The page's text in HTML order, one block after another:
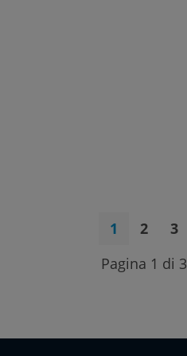
1 2
3
Pagina 1 di 3